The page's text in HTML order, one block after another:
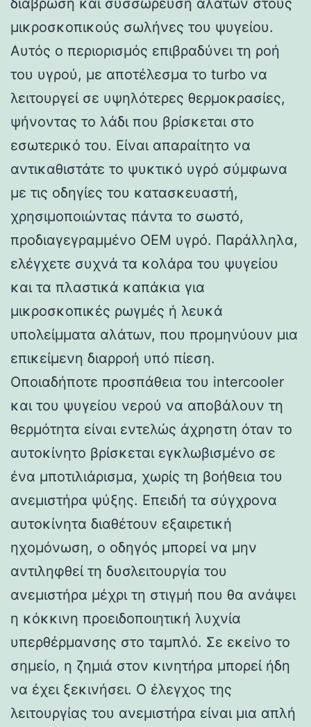
μικροσκοπικούς σωλήνες του ψυγείου.
Αυτός ο περιορισμός επιβραδύνει τη ροή
του υγρού, με αποτέλεσμα το turbo να
λειτουργεί σε υψηλότερες θερμοκρασίες,
ψήνοντας το λάδι που βρίσκεται στο
εσωτερικό του. Είναι απαραίτητο να
αντικαθιστάτε το ψυκτικό υγρό σύμφωνα
με τις οδηγίες του κατασκευαστή,
χρησιμοποιώντας πάντα το σωστό,
προδιαγεγραμμένο OEM υγρό. Παράλληλα,
ελέγχετε συχνά τα κολάρα του ψυγείου
και τα πλαστικά καπάκια για
μικροσκοπικές ρωγμές ή λευκά
υπολείμματα αλάτων, που προμηνύουν μια
επικείμενη διαρροή υπό πίεση.
Οποιαδήποτε προσπάθεια του intercooler
και του ψυγείου νερού να αποβάλουν τη
θερμότητα είναι εντελώς άχρηστη όταν το
αυτοκίνητο βρίσκεται εγκλωβισμένο σε
ένα μποτιλιάρισμα, χωρίς τη βοήθεια του
ανεμιστήρα ψύξης. Επειδή τα σύγχρονα
αυτοκίνητα διαθέτουν εξαιρετική
ηχομόνωση, ο οδηγός μπορεί να μην
αντιληφθεί τη δυσλειτουργία του
ανεμιστήρα μέχρι τη στιγμή που θα ανάψει
η κόκκινη προειδοποιητική λυχνία
υπερθέρμανσης στο ταμπλό. Σε εκείνο το
σημείο, η ζημιά στον κινητήρα μπορεί ήδη
να έχει ξεκινήσει. Ο έλεγχος της
λειτουργίας του ανεμιστήρα είναι μια απλή